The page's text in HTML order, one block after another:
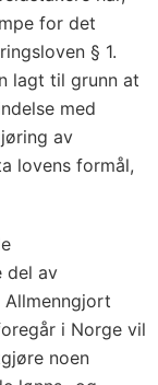
for det
§ 1.
lagt til grunn at
med
av
lovens formål,
del av
i Norge vil
noen